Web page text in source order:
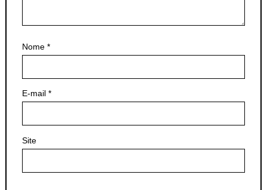
Nome *
E-mail *
Site